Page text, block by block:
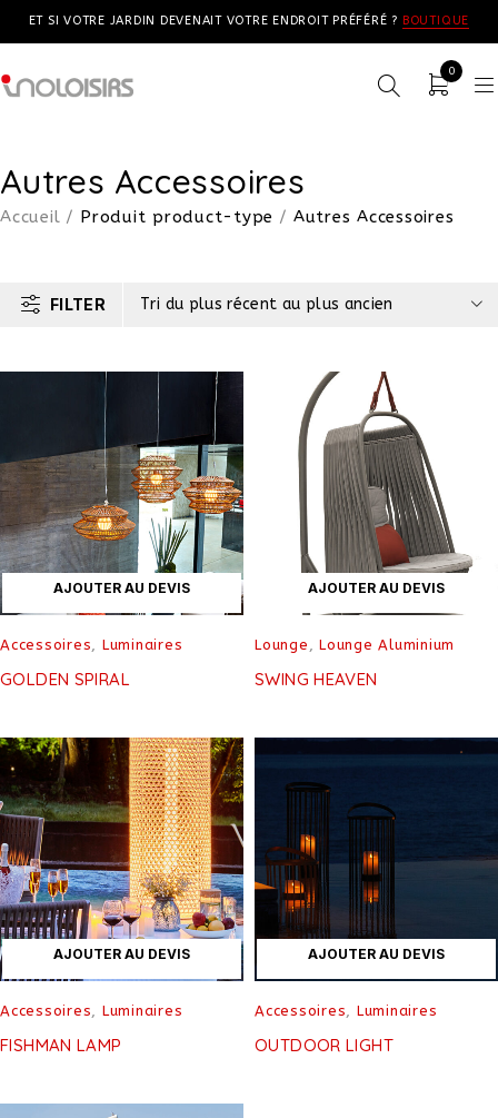
ET SI VOTRE JARDIN DEVENAIT VOTRE ENDROIT PRÉFÉRÉ ? BOUTIQUE
0
Autres Accessoires
Accueil / Produit product-type / Autres Accessoires
FILTER Tri du plus récent au plus ancien
AJOUTER AU DEVIS
Accessoires, Luminaires
GOLDEN SPIRAL
AJOUTER AU DEVIS
Lounge , Lounge Aluminium
SWING HEAVEN
AJOUTER AU DEVIS
Accessoires, Luminaires
FISHMAN LAMP
AJOUTER AU DEVIS
Accessoires, Luminaires
OUTDOOR LIGHT